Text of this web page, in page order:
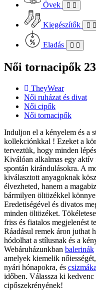
Övek
Kiegészítők
Eladás
Női tornacipők
TheyWear
Női ruházat és divat
Női cipők
Női tornacipők
Induljon el a kényelem és a
kollekciónkkal ! Ezeket a
terveztük, hogy minden
Kiválóan alkalmas egy aktív
spontán kirándulásokra. A
kiválasztott anyagoknak
élvezheted, hanem a
bármilyen öltözékkel
Eredetiségével és divatos
minden öltözéket.
friss és fiatalos megjelenést
Ráadásul remek áron juthat
hódolhat a stílusnak és a
Webáruházunkban balerinák
amelyek kiemelik nőiességét,
nyári hónapokra, és
időben. Válassza ki
cipőszekrényének!